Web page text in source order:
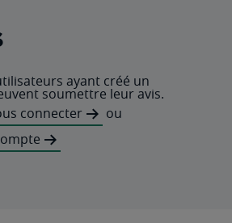
ayant créé un
soumettre leur avis.
connecter
ou